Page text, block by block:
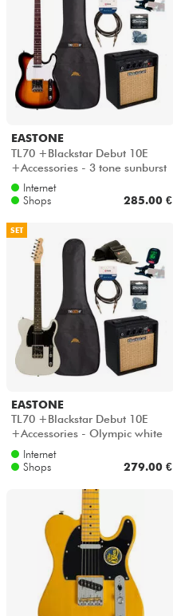
EASTONE
TL70 +Blackstar Debut 10E
+Accessories - 3 tone sunburst
Internet
Shops
285.00 €
SET
EASTONE
TL70 +Blackstar Debut 10E
+Accessories - Olympic white
Internet
Shops
279.00 €